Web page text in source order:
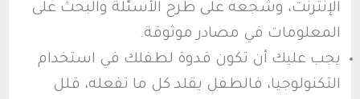
الإنترنت، وشجعه على طرح الأسئلة والبحث على
المعلومات في مصادر موثوقة.
يجب عليك أن تكون قدوة لطفلك في استخدام
التكنولوجيا، فالطفل يقلد كل ما تفعله، قلل